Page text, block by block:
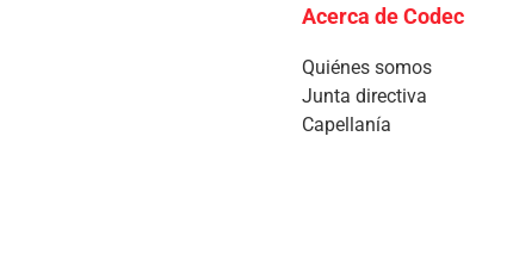
Acerca de Codec
Quiénes somos
Junta directiva
Capellanía